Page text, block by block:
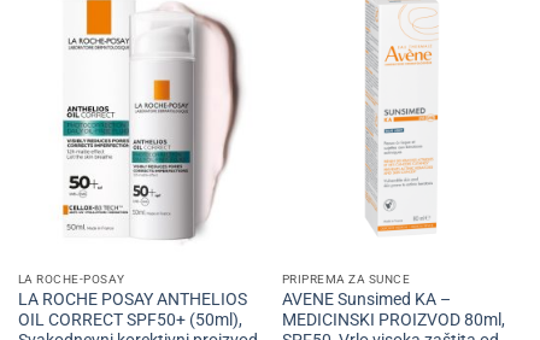
LA ROCHE-POSAY
LA ROCHE POSAY ANTHELIOS
OIL CORRECT SPF50+ (50ml),
PRIPREMA ZA SUNCE
AVENE Sunsimed KA –
MEDICINSKI PROIZVOD 80ml,